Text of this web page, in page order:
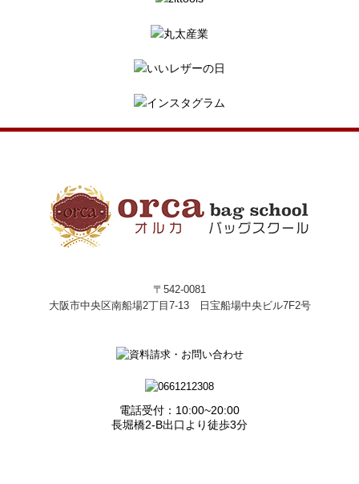
〒542-0081
大阪市中央区南船場2丁目7-13 日宝船場中央ビル7F2号
電話受付：10:00~20:00
長堀橋2-B出口より徒歩3分